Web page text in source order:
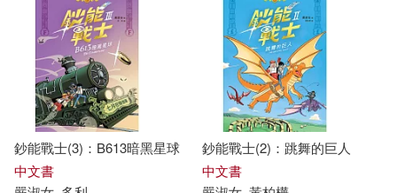
鈔能戰士(3)：B613暗黑星球
中文書
鈔能戰士(2)：跳舞的巨人
中文書